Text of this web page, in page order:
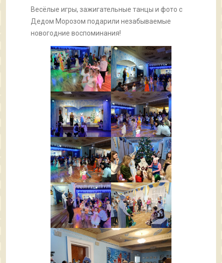
Весёлые игры, зажигательные танцы и фото с
Дедом Морозом подарили незабываемые
новогодние воспоминания!